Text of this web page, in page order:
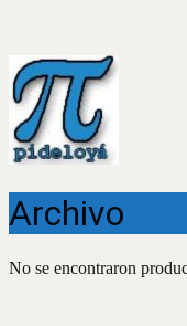
Archivo
No se encontraron